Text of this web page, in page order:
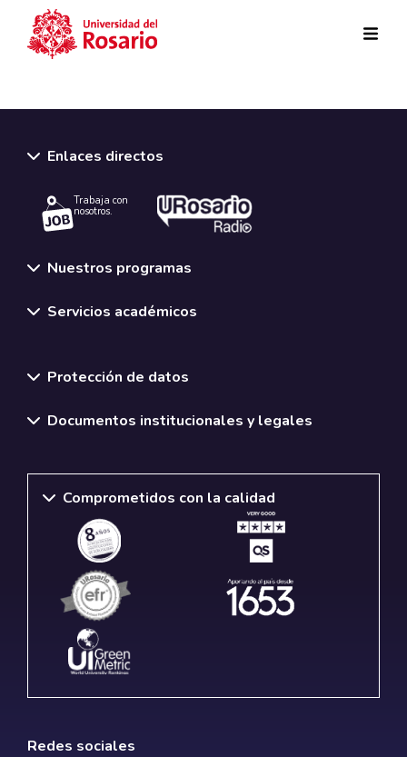
Enlaces directos
Trabaja con
nosotros.
Nuestros programas
Servicios académicos
Protección de datos
Documentos institucionales y legales
Comprometidos con la calidad
Redes sociales